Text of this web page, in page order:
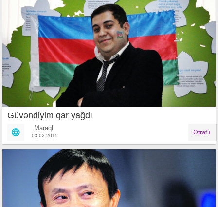
Güvəndiyim qar yağdı
Maraqlı
03.02.2015 Ətraflı